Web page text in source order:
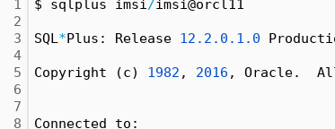
1
2
3
4
5
6
7
8
$ sqlplus imsi/imsi@orcl11
SQL*Plus: Release 12. 2. 0. 1. 0
Copyright (c) 1982 , 2016 , Oracle.
Connected to: